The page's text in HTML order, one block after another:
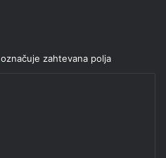
označuje zahtevana polja